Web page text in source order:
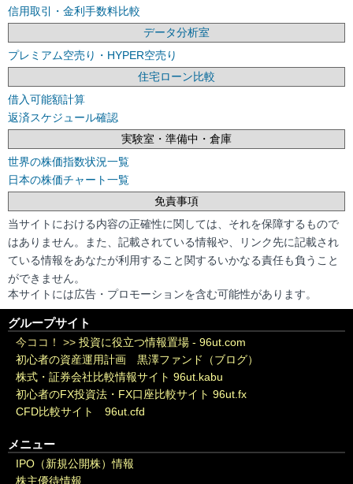
信用取引・金利手数料比較
データ分析室
プレミアム空売り・HYPER空売り
住宅ローン比較
借入可能額計算
返済スケジュール確認
実験室・準備中・倉庫
世界の株価指数状況一覧
日本の株価チャート一覧
免責事項
当サイトにおける内容の正確性に関しては、それを保障するもので
はありません。また、記載されている情報や、リンク先に記載され
ている情報をあなたが利用すること関するいかなる責任も負うこと
ができません。
本サイトには広告・プロモーションを含む可能性があります。
グループサイト
今ココ！ >> 投資に役立つ情報置場 - 96ut.com
初心者の資産運用計画 黒澤ファンド（ブログ）
株式・証券会社比較情報サイト 96ut.kabu
初心者のFX投資法・FX口座比較サイト 96ut.fx
CFD比較サイト 96ut.cfd
メニュー
IPO（新規公開株）情報
株主優待情報